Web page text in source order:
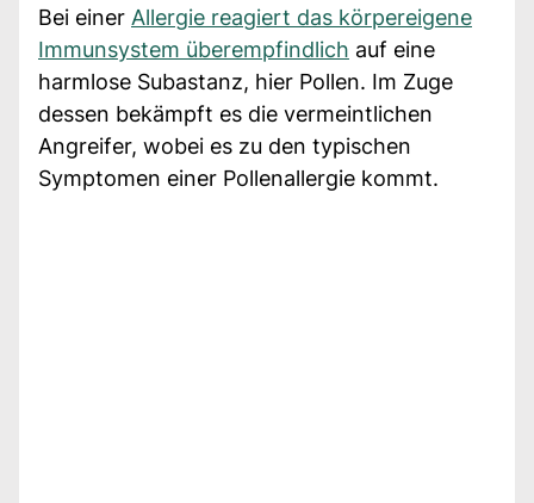
Bei einer Allergie reagiert das körpereigene
Immunsystem überempfindlich auf eine
harmlose Subastanz, hier Pollen. Im Zuge
dessen bekämpft es die vermeintlichen
Angreifer, wobei es zu den typischen
Symptomen einer Pollenallergie kommt.